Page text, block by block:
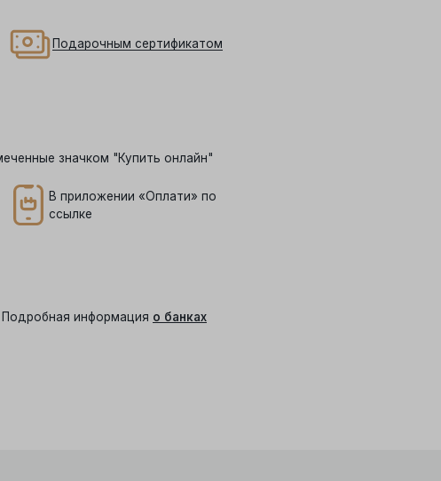
Подарочным сертификатом
значком "Купить онлайн"
В приложении «Оплати» по
ссылке
информация о банках